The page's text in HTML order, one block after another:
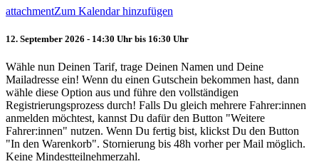
attachmentZum Kalendar hinzufügen
12. September 2026 - 14:30 Uhr bis 16:30 Uhr
Wähle nun Deinen Tarif, trage Deinen Namen und Deine
Mailadresse ein! Wenn du einen Gutschein bekommen hast, dann
wähle diese Option aus und führe den vollständigen
Registrierungsprozess durch! Falls Du gleich mehrere Fahrer:innen
anmelden möchtest, kannst Du dafür den Button "Weitere
Fahrer:innen" nutzen. Wenn Du fertig bist, klickst Du den Button
"In den Warenkorb". Stornierung bis 48h vorher per Mail möglich.
Keine Mindestteilnehmerzahl.